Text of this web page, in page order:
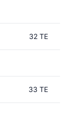
32 TE
33 TE